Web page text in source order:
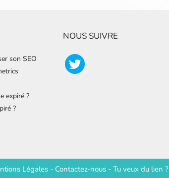
son SEO
expiré ?
?
NOUS SUIVRE
Légales - Contactez-nous - Tu veux du lien ?